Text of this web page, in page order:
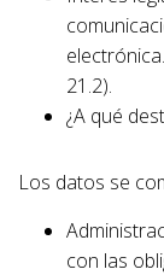
21.2).
¿A qué
Los datos se
con las